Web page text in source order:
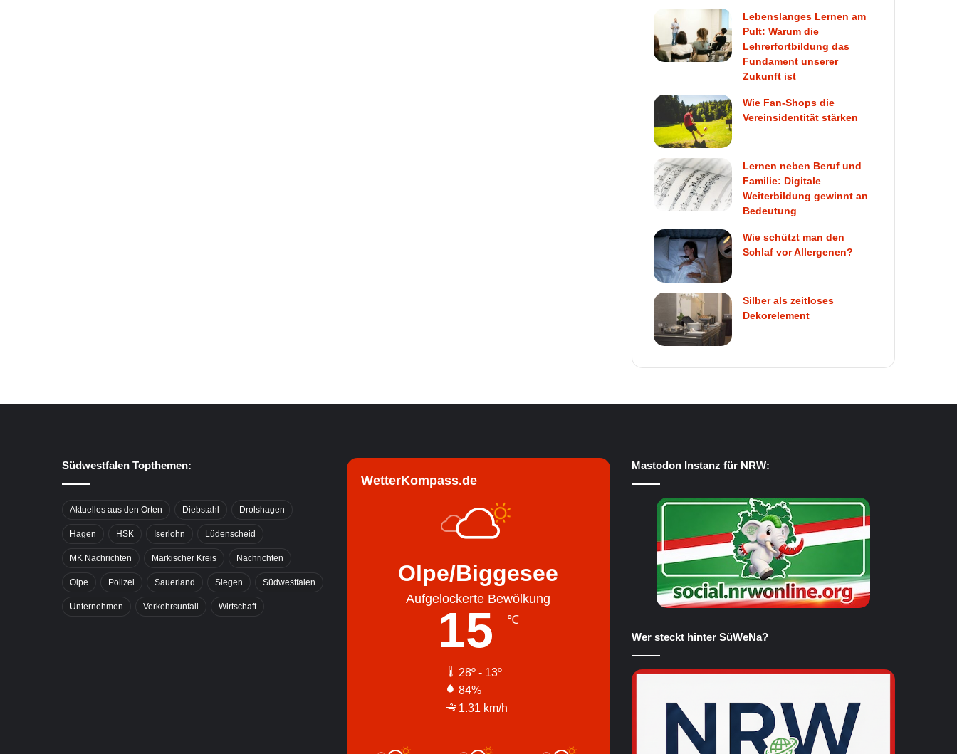
Lebenslanges Lernen am
Pult: Warum die
Lehrerfortbildung das
Fundament unserer
Zukunft ist
Wie Fan-Shops die
Vereinsidentität stärken
Lernen neben Beruf und
Familie: Digitale
Weiterbildung gewinnt an
Bedeutung
Wie schützt man den
Schlaf vor Allergenen?
Silber als zeitloses
Dekorelement
Südwestfalen Topthemen:
Aktuelles aus den Orten Diebstahl Drolshagen
Hagen HSK Iserlohn Lüdenscheid
MK Nachrichten Märkischer Kreis Nachrichten
Olpe Polizei Sauerland Siegen Südwestfalen
Unternehmen Verkehrsunfall Wirtschaft
WetterKompass.de
Olpe/Biggesee
Aufgelockerte Bewölkung
15 ℃
28º - 13º
84%
1.31 km/h
Mastodon Instanz für NRW:
Wer steckt hinter SüWeNa?